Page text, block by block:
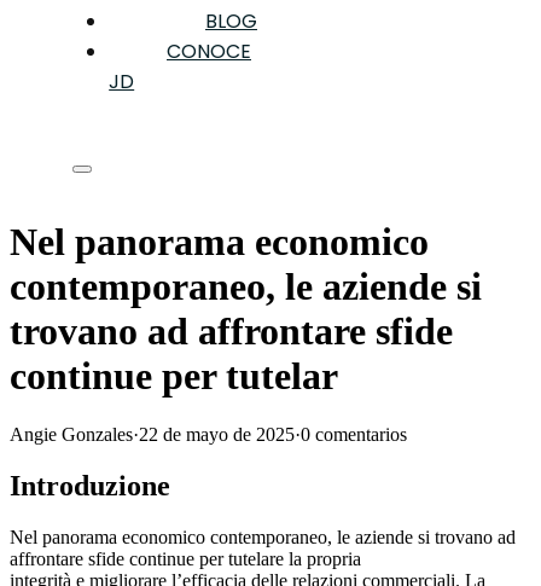
BLOG
CONOCE
JD
Nel panorama economico
contemporaneo, le aziende si
trovano ad affrontare sfide
continue per tutelar
Angie Gonzales·22 de mayo de 2025·0 comentarios
Introduzione
Nel panorama economico contemporaneo, le aziende si trovano ad
affrontare sfide continue per tutelare la propria
integrità e migliorare l’efficacia delle relazioni commerciali. La